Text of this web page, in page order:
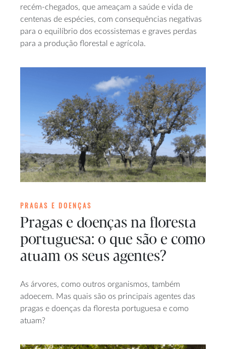
recém-chegados, que ameaçam a saúde e vida de
centenas de espécies, com consequências negativas
para o equilíbrio dos ecossistemas e graves perdas
para a produção florestal e agrícola.
PRAGAS E DOENÇAS
Pragas e doenças na floresta
portuguesa: o que são e como
atuam os seus agentes?
As árvores, como outros organismos, também
adoecem. Mas quais são os principais agentes das
pragas e doenças da floresta portuguesa e como
atuam?